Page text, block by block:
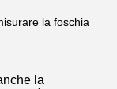
la foschia
la